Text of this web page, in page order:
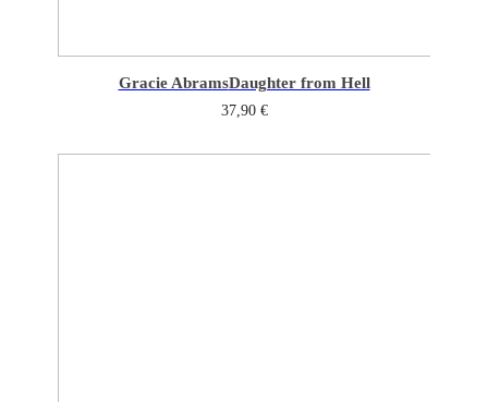
Gracie AbramsDaughter from Hell
37,90 €